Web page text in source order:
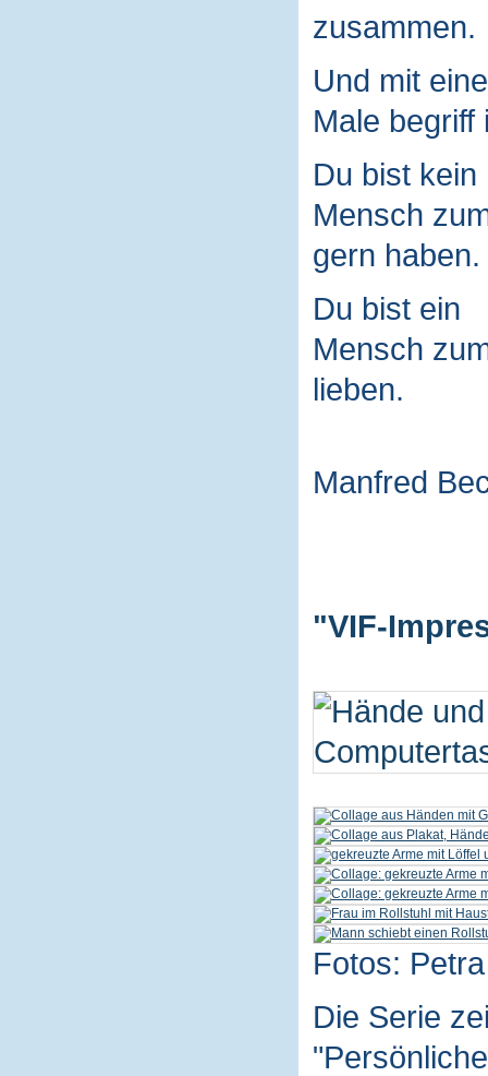
zusammen.
Und mit
Male begriff
Du bist kein
Mensch
gern haben.
Du bist ein
Mensch
lieben.
Manfred
"VIF-
Fotos:
Die Serie